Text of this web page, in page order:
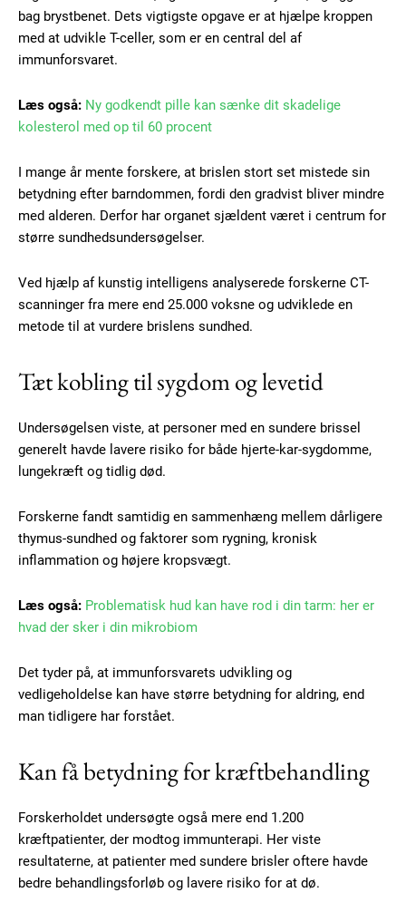
Subscription Plans
Free limited access
Gratis
Praesent euismod ac
Ut mollis pellentesque tortor
Nullam eu erat condimentum
Donec quis est ac felis
bag brystbenet. Dets vigtigste opgave er at hjælpe kroppen
med at udvikle T-celler, som er en central del af
immunforsvaret.
Læs også: Ny godkendt pille kan sænke dit skadelige
kolesterol med op til 60 procent
I mange år mente forskere, at brislen stort set mistede sin
betydning efter barndommen, fordi den gradvist bliver mindre
med alderen. Derfor har organet sjældent været i centrum for
større sundhedsundersøgelser.
Ved hjælp af kunstig intelligens analyserede forskerne CT-
scanninger fra mere end 25.000 voksne og udviklede en
metode til at vurdere brislens sundhed.
Tæt kobling til sygdom og levetid
Undersøgelsen viste, at personer med en sundere brissel
generelt havde lavere risiko for både hjerte-kar-sygdomme,
lungekræft og tidlig død.
Forskerne fandt samtidig en sammenhæng mellem dårligere
thymus-sundhed og faktorer som rygning, kronisk
inflammation og højere kropsvægt.
Læs også: Problematisk hud kan have rod i din tarm: her er
hvad der sker i din mikrobiom
Det tyder på, at immunforsvarets udvikling og
vedligeholdelse kan have større betydning for aldring, end
man tidligere har forstået.
Kan få betydning for kræftbehandling
Forskerholdet undersøgte også mere end 1.200
kræftpatienter, der modtog immunterapi. Her viste
resultaterne, at patienter med sundere brisler oftere havde
bedre behandlingsforløb og lavere risiko for at dø.